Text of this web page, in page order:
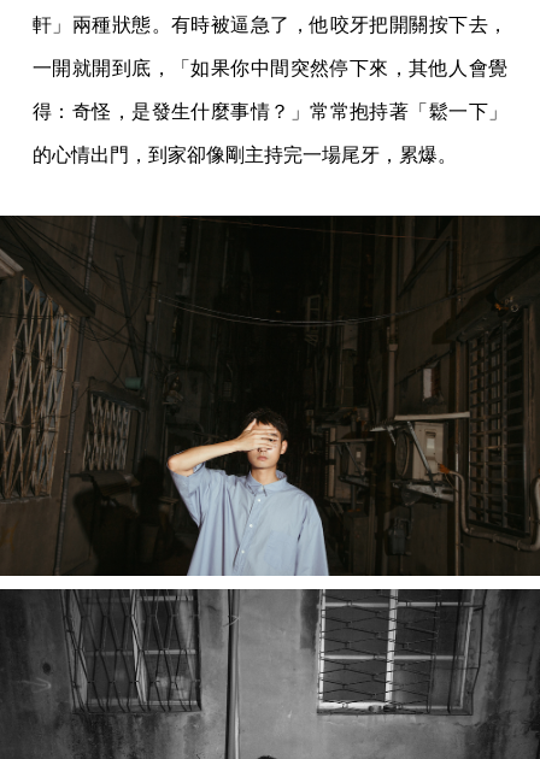
軒」兩種狀態。有時被逼急了，他咬牙把開關按下去，
一開就開到底，「如果你中間突然停下來，其他人會覺
得：奇怪，是發生什麼事情？」常常抱持著「鬆一下」
的心情出門，到家卻像剛主持完一場尾牙，累爆。